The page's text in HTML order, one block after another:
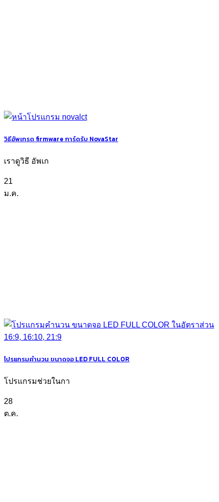
วิธีอัพเกรด firmware การ์ดรับ NovaStar
เราดูวิธี อัพเก
21
ม.ค.
โปรแกรมคำนวน ขนาดจอ LED FULL COLOR
โปรแกรมช่วยในกา
28
ต.ค.